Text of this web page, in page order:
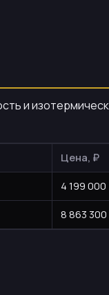
и
Цена, ₽
4 199 000
8 863 300